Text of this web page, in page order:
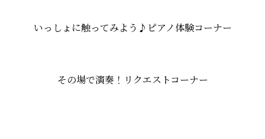
いっしょに触ってみよう♪ピアノ体験コーナー
その場で演奏！リクエストコーナー